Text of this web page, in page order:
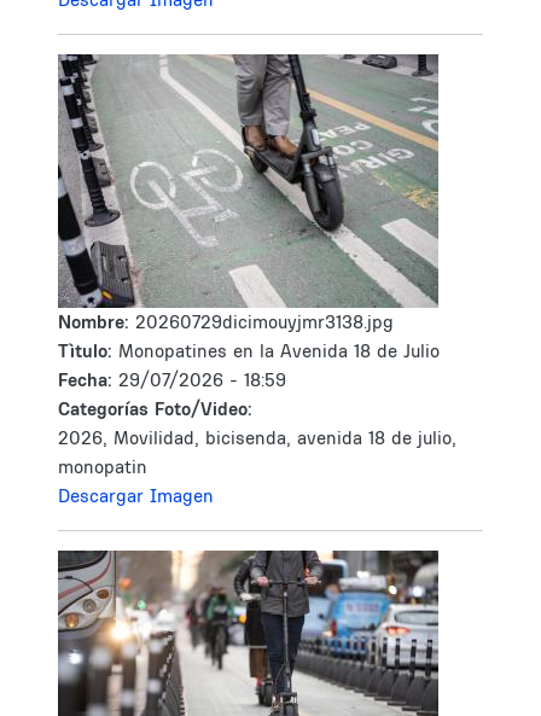
Nombre: 20260729dicimouyjmr3138.jpg
Tìtulo: Monopatines en la Avenida 18 de Julio
Fecha: 29/07/2026 - 18:59
Categorías Foto/Video:
2026, Movilidad, bicisenda, avenida 18 de julio,
monopatin
Descargar Imagen